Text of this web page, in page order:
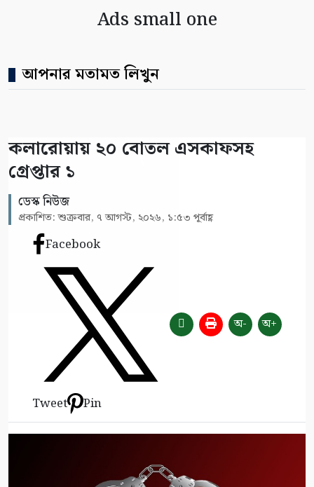
Ads small one
আপনার মতামত লিখুন
কলারোয়ায় ২০ বোতল এসকাফসহ
গ্রেপ্তার ১
ডেস্ক নিউজ
প্রকাশিত: শুক্রবার, ৭ আগস্ট, ২০২৬, ১:৫৩ পূর্বাহ্ণ
Facebook
Tweet Pin
অ- অ+